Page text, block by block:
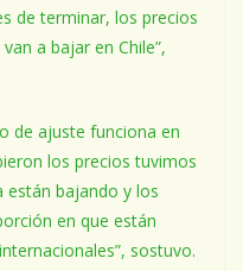
de terminar, los precios
a bajar en Chile”,
de ajuste funciona en
los precios tuvimos
están bajando y los
en que están
sostuvo.